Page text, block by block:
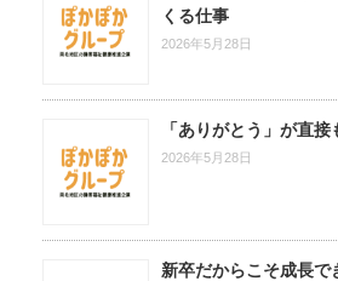
くる仕事
2026年5月28日
「ありがとう」が直
2026年5月28日
新卒だからこそ成長で